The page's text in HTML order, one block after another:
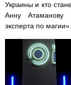
Украины и кто
Анну Атаманову
эксперта по магии».